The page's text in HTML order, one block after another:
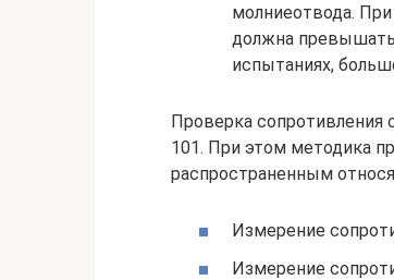
молниеотвода.
должна
испытаниях,
Проверка
101. При этом методика
распространенным
Измерение
Измерение